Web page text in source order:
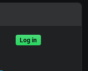
Log in